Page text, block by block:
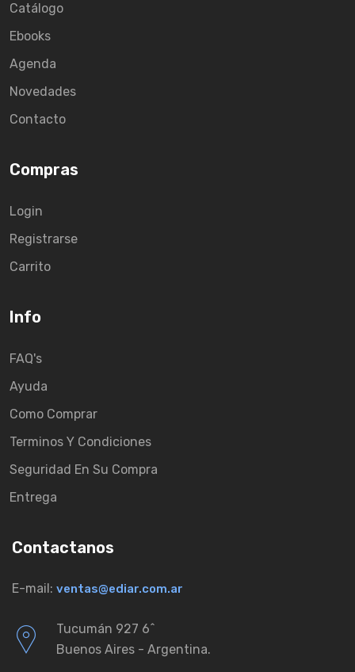
Catálogo
Ebooks
Agenda
Novedades
Contacto
Compras
Login
Registrarse
Carrito
Info
FAQ's
Ayuda
Como Comprar
Terminos Y Condiciones
Seguridad En Su Compra
Entrega
Contactanos
E-mail: ventas@ediar.com.ar
Tucumán 927 6ˆ
Buenos Aires - Argentina.